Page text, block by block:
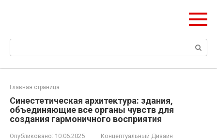
Поиск:
Главная страница
Синестетическая архитектура: здания,
объединяющие все органы чувств для
создания гармоничного восприятия
Опубликовано: 10.06.2025 Концептуальный Дизайн